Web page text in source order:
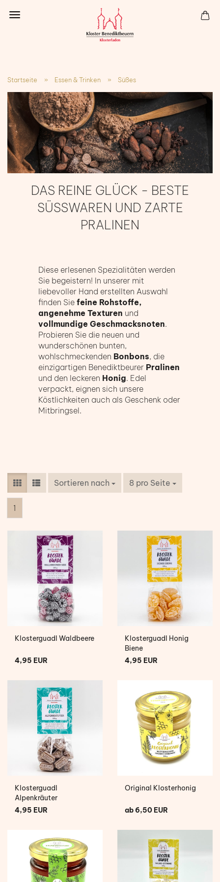
Startseite » Essen & Trinken » Süßes
DAS REINE GLÜCK - BESTE
SÜSSWAREN UND ZARTE P
RALINEN
Diese erlesenen Spezialitäten werden
Sie begeistern! In unserer mit
liebevoller Hand erstellten Auswahl
finden Sie feine Rohstoffe,
angenehme Texturen und
vollmundige Geschmacksnoten.
Probieren Sie die neuen und
wunderschönen bunten,
wohlschmeckenden Bonbons, die
einzigartigen Benediktbeurer Pralinen
und den leckeren Honig. Edel
verpackt, eignen sich unsere
Köstlichkeiten auch als Geschenk oder
Mitbringsel.
Sortieren nach 8 pro Seite
1
Klosterguadl Waldbeere
4,95 EUR
Klosterguadl Honig
Biene
4,95 EUR
Klosterguadl
Alpenkräuter
4,95 EUR
Original Klosterhonig
ab 6,50 EUR